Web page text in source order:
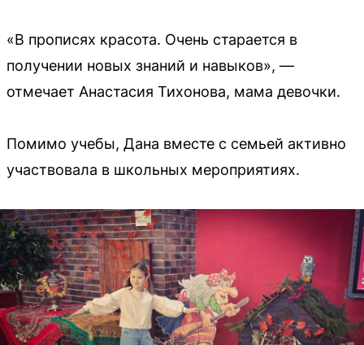
«В прописях красота. Очень старается в
получении новых знаний и навыков», —
отмечает Анастасия Тихонова, мама девочки.
Помимо учебы, Дана вместе с семьей активно
участвовала в школьных мероприятиях.